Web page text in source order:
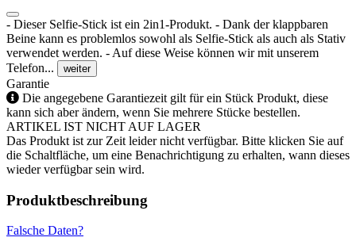
- Dieser Selfie-Stick ist ein 2in1-Produkt. - Dank der klappbaren
Beine kann es problemlos sowohl als Selfie-Stick als auch als Stativ
verwendet werden. - Auf diese Weise können wir mit unserem
Telefon...
weiter
Garantie
Die angegebene Garantiezeit gilt für ein Stück Produkt, diese
kann sich aber ändern, wenn Sie mehrere Stücke bestellen.
ARTIKEL IST NICHT AUF LAGER
Das Produkt ist zur Zeit leider nicht verfügbar. Bitte klicken Sie auf
die Schaltfläche, um eine Benachrichtigung zu erhalten, wann dieses
wieder verfügbar sein wird.
Produktbeschreibung
Falsche Daten?